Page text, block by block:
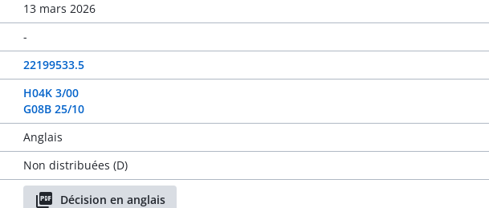
13 mars 2026
-
22199533.5
H04K 3/00
G08B 25/10
Anglais
Non distribuées (D)
Décision en anglais